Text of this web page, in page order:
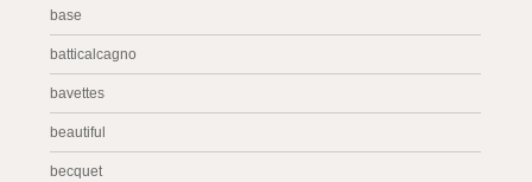
base
batticalcagno
bavettes
beautiful
becquet